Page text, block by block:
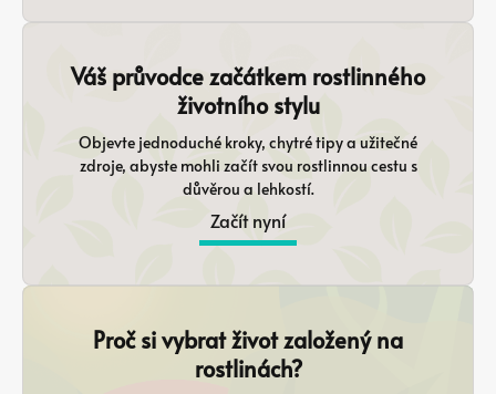
Váš průvodce začátkem rostlinného
životního stylu
Objevte jednoduché kroky, chytré tipy a užitečné
zdroje, abyste mohli začít svou rostlinnou cestu s
důvěrou a lehkostí.
Začít nyní
Proč si vybrat život založený na
rostlinách?